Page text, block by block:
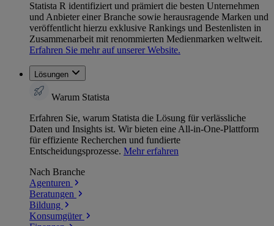
Statista R identifiziert und prämiert die besten Unternehmen
und Anbieter einer Branche sowie herausragende Marken und
veröffentlicht hierzu exklusive Rankings und Bestenlisten in
Zusammenarbeit mit renommierten Medienmarken weltweit.
Erfahren Sie mehr auf unserer Website.
Lösungen
Warum Statista
Erfahren Sie, warum Statista die Lösung für verlässliche
Daten und Insights ist. Wir bieten eine All-in-One-Plattform
für effiziente Recherchen und fundierte
Entscheidungsprozesse. Mehr erfahren
Nach Branche
Agenturen
Beratungen
Bildung
Konsumgüter